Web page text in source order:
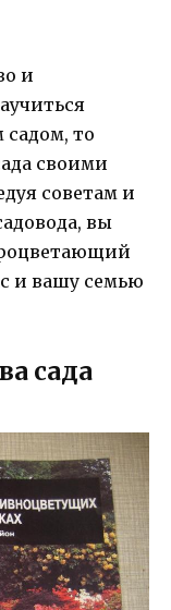
и
садом, то
своими
советам и
вы
и вашу семью
сада